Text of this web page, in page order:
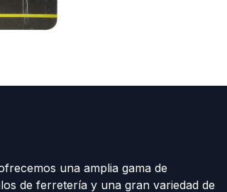
una amplia gama de
de ferretería y una gran variedad de